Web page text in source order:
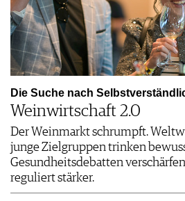
Die Suche nach
Weinwirtschaft 2.0
Der Weinmarkt schrumpft.
junge Zielgruppen trinken
Gesundheitsdebatten
reguliert stärker.